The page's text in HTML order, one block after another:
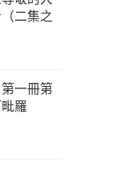
二集之
一冊第
羅